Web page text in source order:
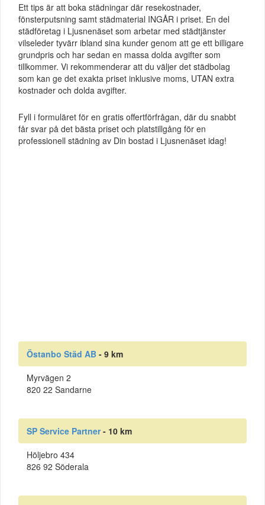
Ett tips är att boka städningar där resekostnader,
fönsterputsning samt städmaterial INGÅR i priset. En del
städföretag i Ljusnenäset som arbetar med städtjänster
vilseleder tyvärr ibland sina kunder genom att ge ett billigare
grundpris och har sedan en massa dolda avgifter som
tillkommer. Vi rekommenderar att du väljer det städbolag
som kan ge det exakta priset inklusive moms, UTAN extra
kostnader och dolda avgifter.
Fyll i formuläret för en gratis offertförfrågan, där du snabbt
får svar på det bästa priset och platstillgång för en
professionell städning av Din bostad i Ljusnenäset idag!
Östanbo Städ AB - 9 km
Myrvägen 2
820 22 Sandarne
SP Service Partner- 10 km
Höljebro 434
826 92 Söderala